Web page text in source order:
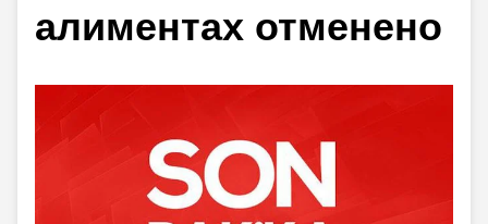
алиментах отменено